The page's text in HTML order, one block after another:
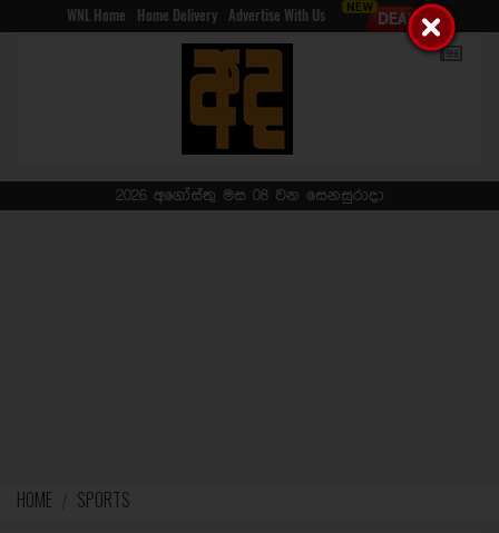
WNL Home Home Delivery Advertise With Us
2026 අගෝස්තු මස 08 වන සෙනසුරාදා
HOME SPORTS